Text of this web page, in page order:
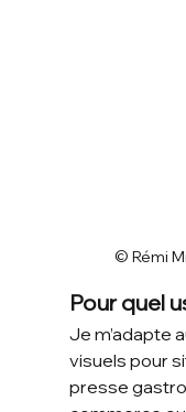
© Rémi
Pour quel
Je m’adapte
visuels pour
presse